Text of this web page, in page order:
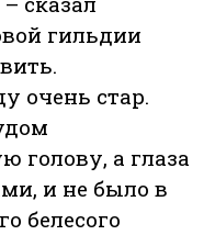
гильдии
очень стар.
голову, а глаза
и не было в
белесого